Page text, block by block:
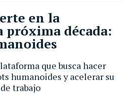
que busca hacer
humanoides y acelerar su
trabajo
en la
década: